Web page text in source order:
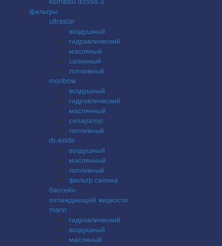
фильтры
ultrastar
воздушный
гидравлический
масляный
салонный
топливный
monbow
воздушный
гидравлический
маслянный
сепаратор
топливный
rb-exide
воздушный
маслянный
топливный
фильтр салона
бассейн
охлаждающей жидкости
mann
гидравлический
воздушный
масляный